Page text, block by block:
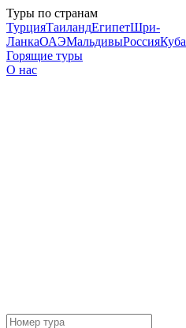
Туры по странам
ТурцияТаиландЕгипетШри-
ЛанкаОАЭМальдивыРоссияКуба
Горящие туры
О нас